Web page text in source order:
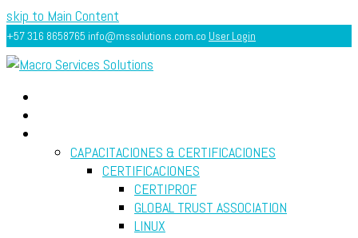
skip to Main Content
+57 316 8658765 info@mssolutions.com.co User Login
CAPACITACIONES & CERTIFICACIONES
CERTIFICACIONES
CERTIPROF
GLOBAL TRUST ASSOCIATION
LINUX